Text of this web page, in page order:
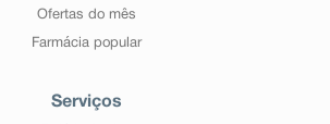
Ofertas do mês
Farmácia popular
Serviços